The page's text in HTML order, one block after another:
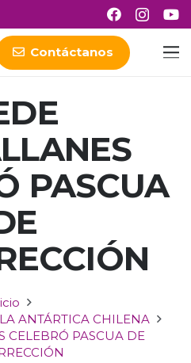
Contáctanos
PASCUA
ANTÁRTICA CHILENA
CELEBRÓ PASCUA DE